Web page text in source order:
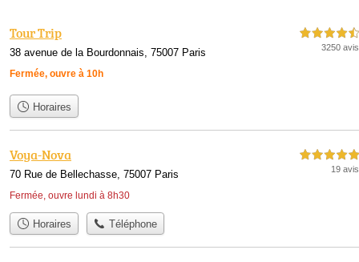
Tour Trip
38 avenue de la Bourdonnais, 75007 Paris
Fermée, ouvre à 10h
4,5 étoiles sur 5
3250 avis
Horaires
Voya-Nova
70 Rue de Bellechasse, 75007 Paris
Fermée, ouvre lundi à 8h30
5,0 étoiles sur 5
19 avis
Horaires Téléphone